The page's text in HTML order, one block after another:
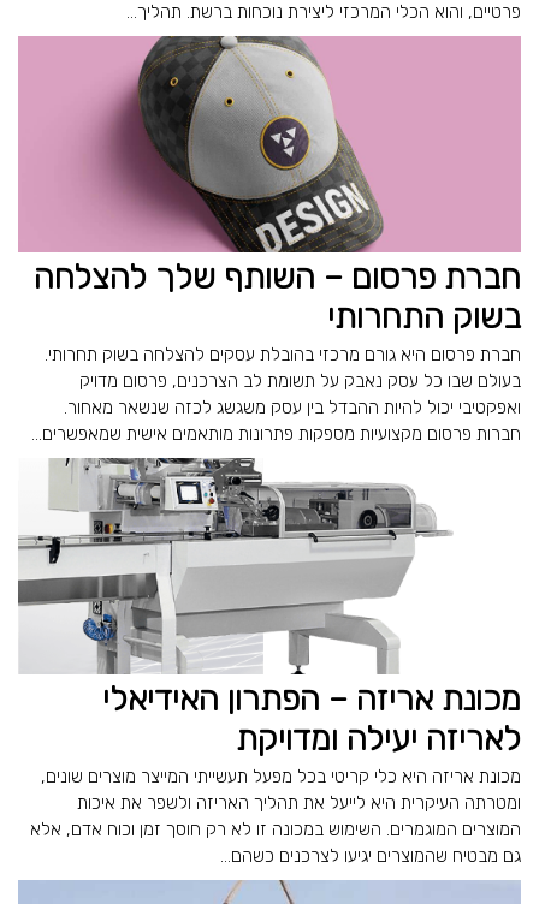
פרטיים, והוא הכלי המרכזי ליצירת נוכחות ברשת. תהליך...
חברת פרסום – השותף שלך להצלחה
בשוק התחרותי
חברת פרסום היא גורם מרכזי בהובלת עסקים להצלחה בשוק תחרותי.
בעולם שבו כל עסק נאבק על תשומת לב הצרכנים, פרסום מדויק
ואפקטיבי יכול להיות ההבדל בין עסק משגשג לכזה שנשאר מאחור.
חברות פרסום מקצועיות מספקות פתרונות מותאמים אישית שמאפשרים...
מכונת אריזה – הפתרון האידיאלי
לאריזה יעילה ומדויקת
מכונת אריזה היא כלי קריטי בכל מפעל תעשייתי המייצר מוצרים שונים,
ומטרתה העיקרית היא לייעל את תהליך האריזה ולשפר את איכות
המוצרים המוגמרים. השימוש במכונה זו לא רק חוסך זמן וכוח אדם, אלא
גם מבטיח שהמוצרים יגיעו לצרכנים כשהם...